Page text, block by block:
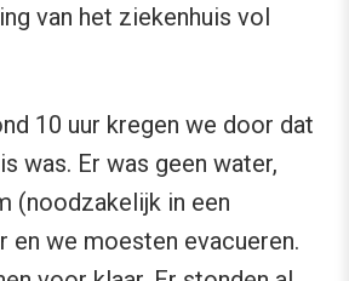
van het ziekenhuis vol
10 uur kregen we door dat
was. Er was geen water,
(noodzakelijk in een
en we moesten evacueren.